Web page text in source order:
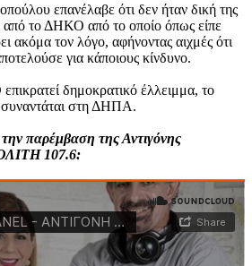
επανέλαβε ότι δεν ήταν δική της
το ΔΗΚΟ από το οποίο όπως είπε
ακόμα τον λόγο, αφήνοντας αιχμές ότι
για κάποιους κίνδυνο.
δημοκρατικό έλλειμμα, το
στη ΔΗΠΑ.
παρέμβαση της Αντιγόνης
107.6: